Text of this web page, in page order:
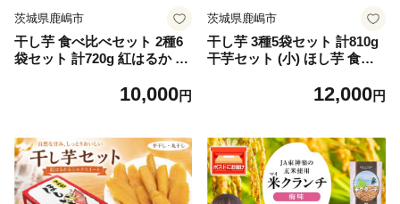
茨城県鹿嶋市
干し芋 食べ比べセット 2種6
袋セット 計720g 紅はるか シ
け 冷蔵 ほし芋 ほしいも 平干
しいも さつまいも サツマイ
モ お芋 おいも hosiimo スイ
ーツ お菓子 和菓子 和スイー
ツ おやつ お取り寄せ グルメ
10,000円
茨城県鹿嶋市
干し芋 3種5袋セット 計810g
干芋セット (小) ほし芋 食べ
ト 平干し 丸干し 国産 小分け
ぼし まるぼし 干しいも 干芋
さつまいも サツマイモ お芋
おいも スイーツ お菓子 和菓
子 和スイーツ おやつ お取り
12,000円